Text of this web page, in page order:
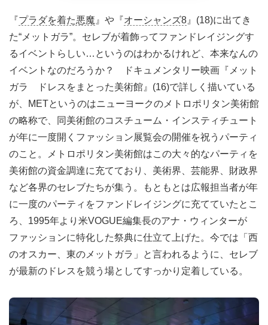
『プラダを着た悪魔 』や『オーシャンズ8 』(18)に出てき
た“メットガラ”。セレブが着飾ってファンドレイジングす
るイベントらしい…というのはわかるけれど、本来なんの
イベントなのだろうか？ ドキュメンタリー映画『メット
ガラ ドレスをまとった美術館』(16)で詳しく描いている
が、METというのはニューヨークのメトロポリタン美術館
の略称で、同美術館のコスチューム・インスティチュート
が年に一度開くファッション展覧会の開催を祝うパーティ
のこと。メトロポリタン美術館はこの大々的なパーティを
美術館の資金調達に充てており、美術界、芸能界、財政界
など各界のセレブたちが集う。もともとは広報担当者が年
に一度のパーティをファンドレイジングに充てていたとこ
ろ、1995年より米VOGUE編集長のアナ・ウィンターが
ファッションに特化した祭典に仕立て上げた。今では「西
のオスカー、東のメットガラ」と言われるように、セレブ
が最新のドレスを競う場としてすっかり定着している。